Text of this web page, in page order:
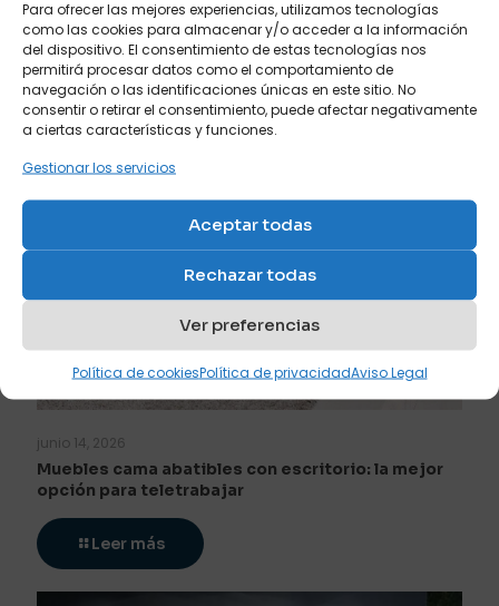
Para ofrecer las mejores experiencias, utilizamos tecnologías
como las cookies para almacenar y/o acceder a la información
del dispositivo. El consentimiento de estas tecnologías nos
permitirá procesar datos como el comportamiento de
navegación o las identificaciones únicas en este sitio. No
consentir o retirar el consentimiento, puede afectar negativamente
a ciertas características y funciones.
Gestionar los servicios
Aceptar todas
Rechazar todas
Ver preferencias
Política de cookiesPolítica de privacidadAviso Legal
Leer más
junio 14, 2026
Muebles cama abatibles con escritorio: la mejor
opción para teletrabajar
Leer más